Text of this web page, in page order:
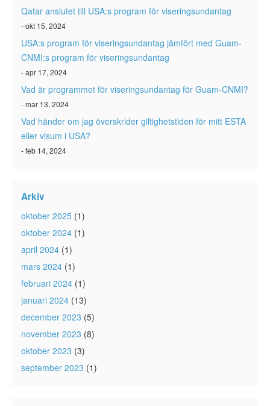
Qatar anslutet till USA:s program för viseringsundantag
- okt 15, 2024
USA:s program för viseringsundantag jämfört med Guam-
CNMI:s program för viseringsundantag
- apr 17, 2024
Vad är programmet för viseringsundantag för Guam-CNMI?
- mar 13, 2024
Vad händer om jag överskrider giltighetstiden för mitt ESTA
eller visum i USA?
- feb 14, 2024
Arkiv
oktober 2025 (1)
oktober 2024 (1)
april 2024 (1)
mars 2024 (1)
februari 2024 (1)
januari 2024 (13)
december 2023 (5)
november 2023 (8)
oktober 2023 (3)
september 2023 (1)